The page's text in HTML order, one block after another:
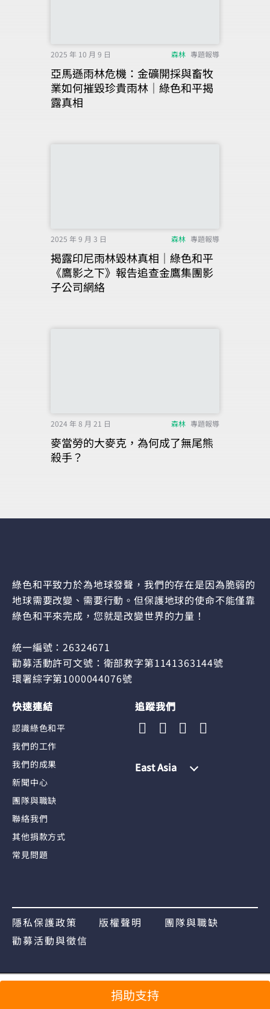
2025 年 10 月 9 日 森林 專題報導
亞馬遜雨林危機：金礦開採與畜牧
業如何摧毀珍貴雨林｜綠色和平揭
露真相
2025 年 9 月 3 日 森林 專題報導
揭露印尼雨林毀林真相｜綠色和平
《鷹影之下》報告追查金鷹集團影
子公司網絡
2024 年 8 月 21 日 森林 專題報導
麥當勞的大麥克，為何成了無尾熊
殺手？
綠色和平致力於為地球發聲，我們的存在是因為脆弱的
地球需要改變、需要行動。但保護地球的使命不能僅靠
綠色和平來完成，您就是改變世界的力量！
統一編號：26324671
勸募活動許可文號：衛部救字第1141363144號
環署綜字第1000044076號
快速連結
認識綠色和平
我們的工作
我們的成果
新聞中心
團隊與職缺
聯絡我們
其他捐款方式
常見問題
追蹤我們
East Asia
隱私保護政策 版權聲明
團隊與職缺
勸募活動與徵信
捐助支持